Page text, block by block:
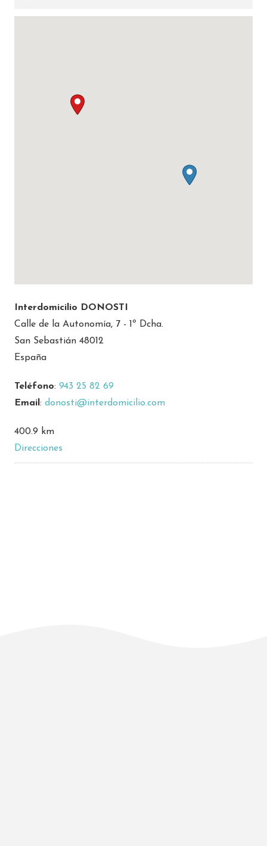
Interdomicilio DONOSTI
Calle de la Autonomía, 7 - 1º Dcha.
San Sebastián 48012
España
Teléfono: 943 25 82 69
Email: donosti@interdomicilio.com
400.9 km
Direcciones